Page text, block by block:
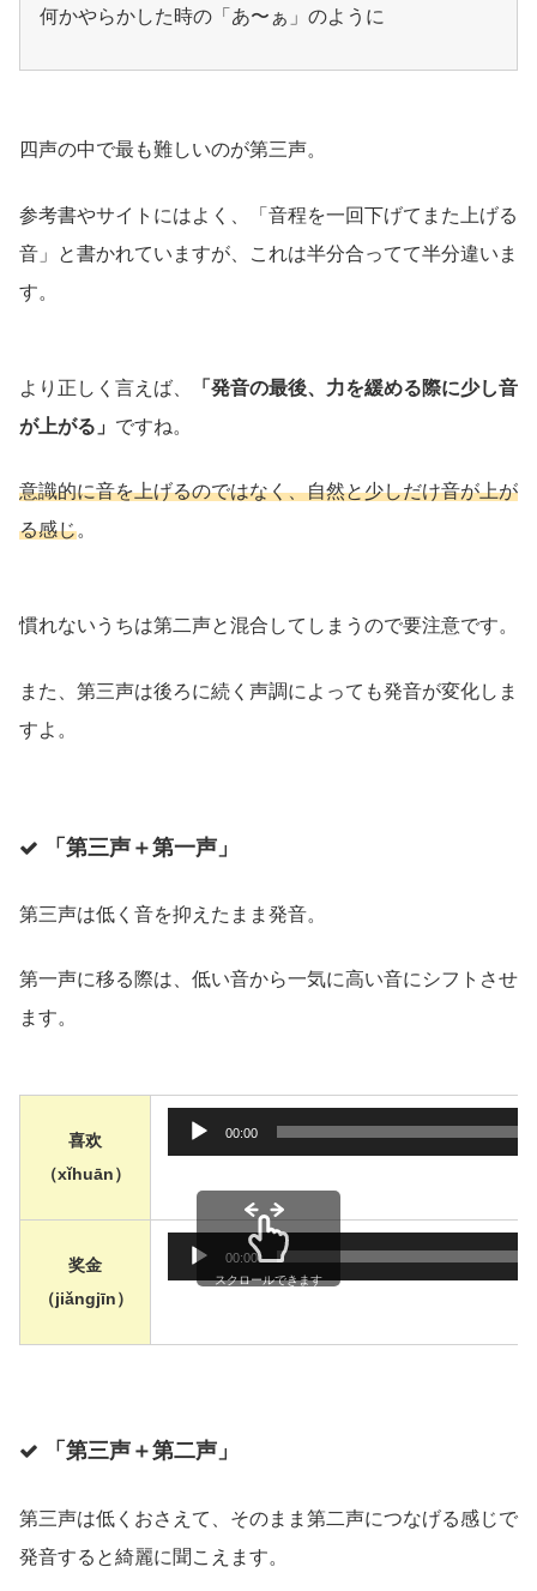
何かやらかした時の「あ〜ぁ」のように
四声の中で最も難しいのが第三声。
参考書やサイトにはよく、「音程を一回下げてまた上げる
音」と書かれていますが、これは半分合ってて半分違いま
す。
より正しく言えば、
「発音の最後、力を緩める際に少し音
が上がる」 ですね。
意識的に音を上げるのではなく、自然と少しだけ音が上が
る感じ。
慣れないうちは第二声と混合してしまうので要注意です。
また、第三声は後ろに続く声調によっても発音が変化しま
すよ。
「第三声＋第一声」
第三声は低く音を抑えたまま発音。
第一声に移る際は、低い音から一気に高い音にシフトさせ
ます。
喜欢
（xǐhuān）
音声プレ
00:00
奖金
（jiǎngjīn）
音声プレ
00:00
スクロールできます
「第三声＋第二声」
第三声は低くおさえて、そのまま第二声につなげる感じで
発音すると綺麗に聞こえます。